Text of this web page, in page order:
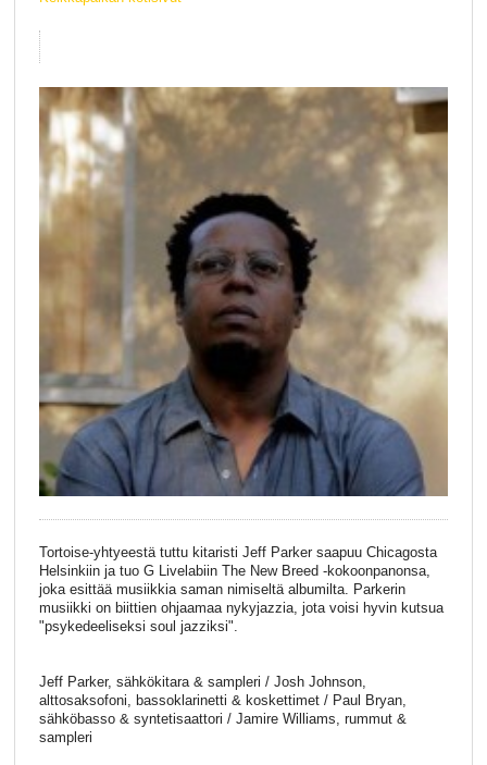
Tortoise-yhtyeestä tuttu kitaristi Jeff Parker saapuu Chicagosta
Helsinkiin ja tuo G Livelabiin The New Breed -kokoonpanonsa,
joka esittää musiikkia saman nimiseltä albumilta. Parkerin
musiikki on biittien ohjaamaa nykyjazzia, jota voisi hyvin kutsua
"psykedeeliseksi soul jazziksi".
Jeff Parker, sähkökitara & sampleri / Josh Johnson,
alttosaksofoni, bassoklarinetti & koskettimet / Paul Bryan,
sähköbasso & syntetisaattori / Jamire Williams, rummut &
sampleri